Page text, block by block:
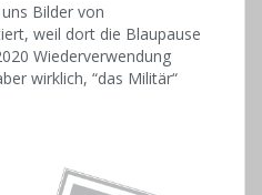
Bilder von
weil dort die Blaupause
Wiederverwendung
wirklich, “das Militär“